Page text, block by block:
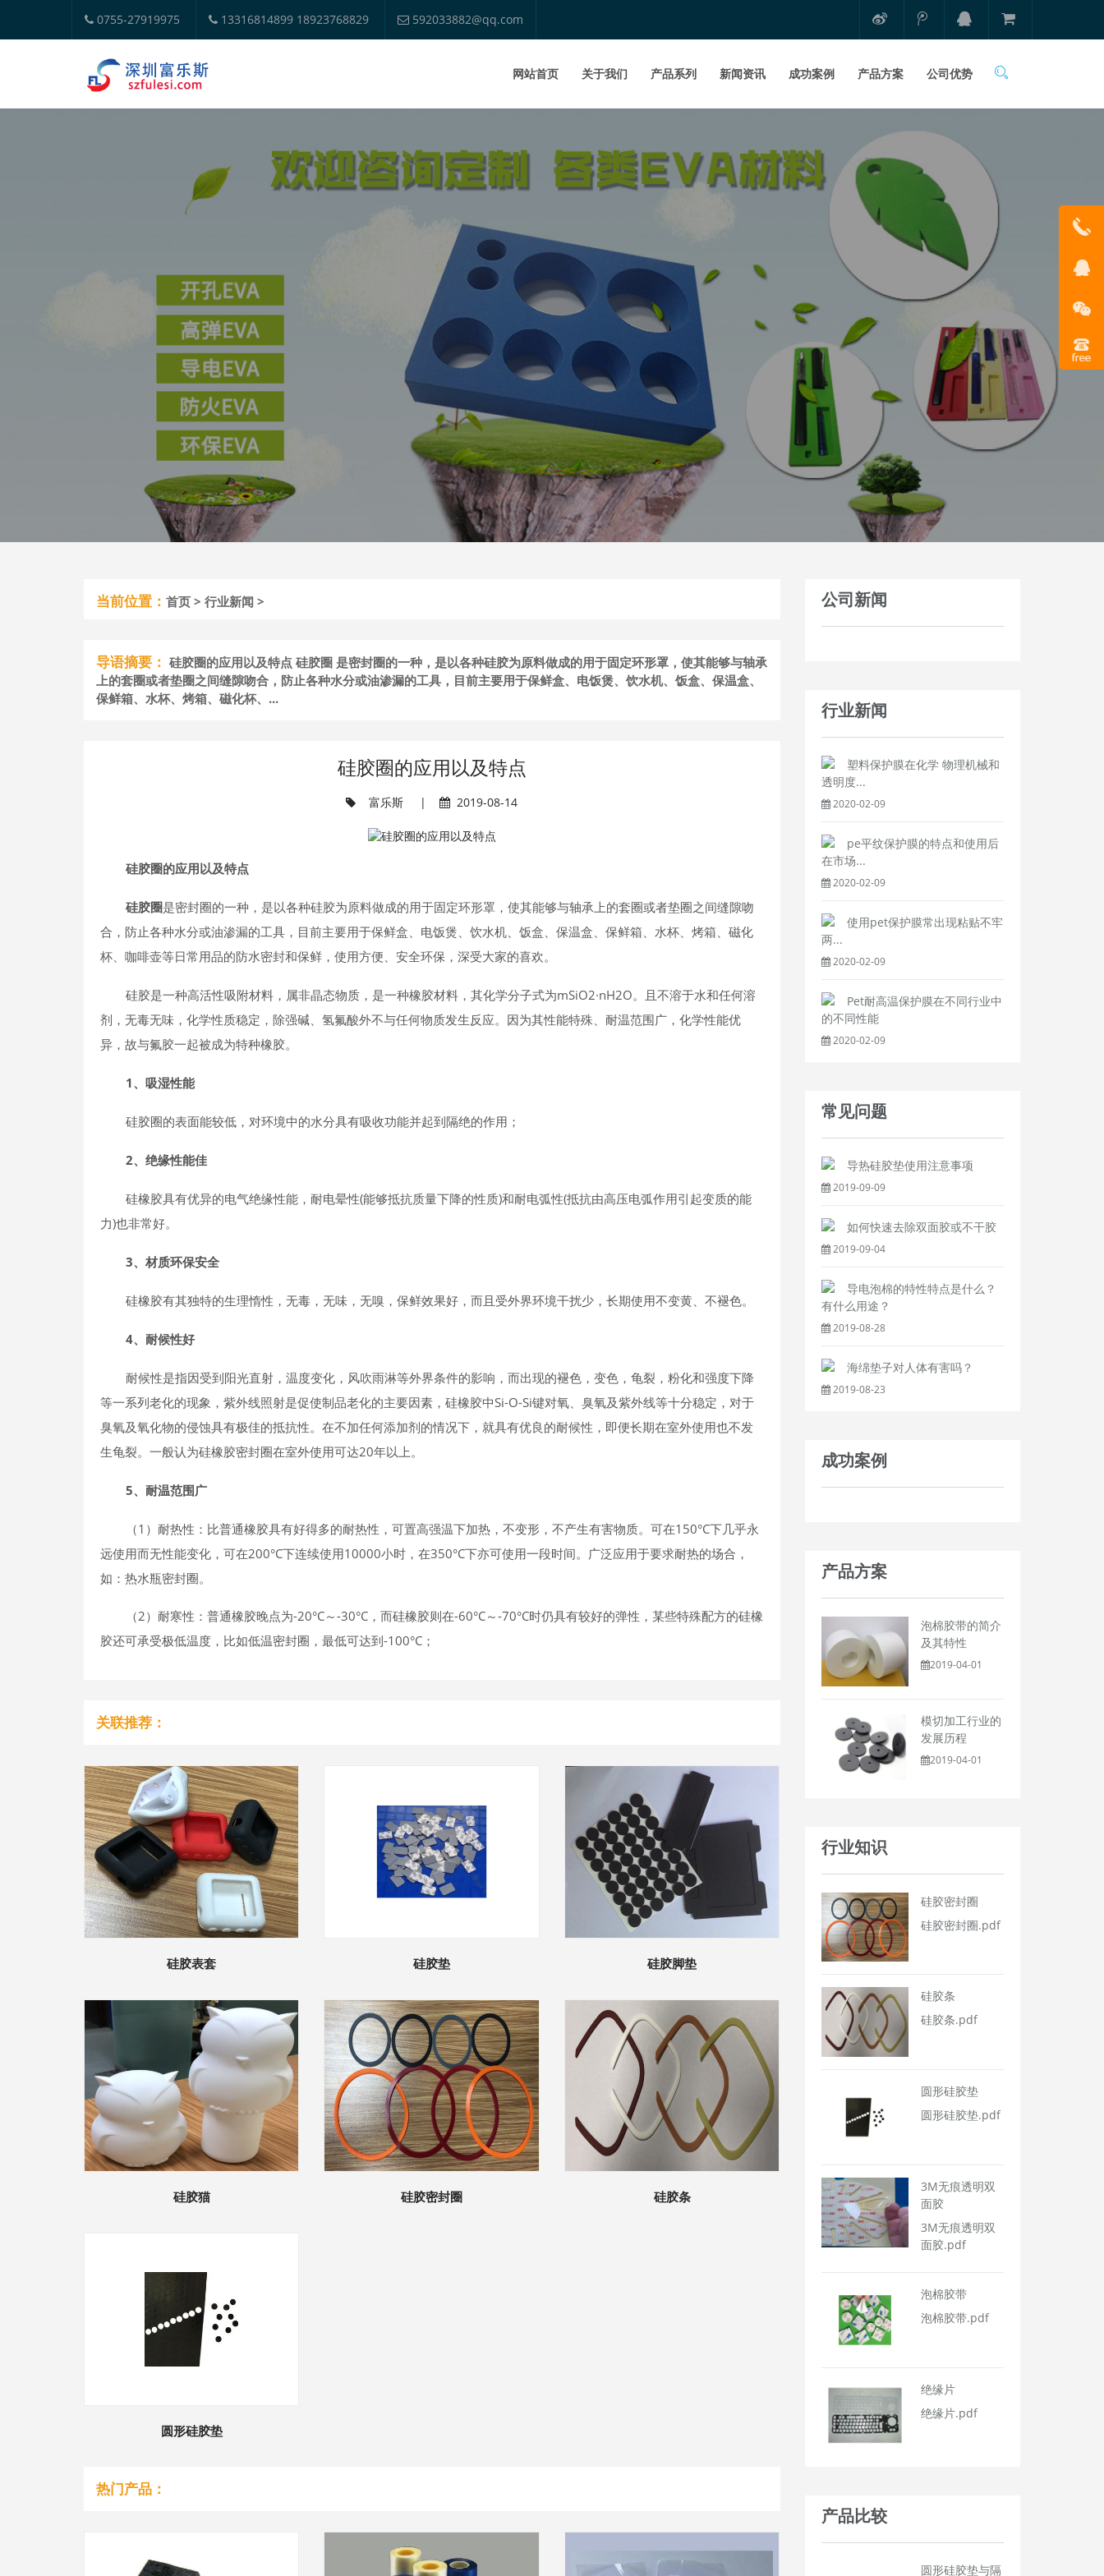
0755-27919975 13316814899 18923768829 592033882@qq.com
网站首页 关于我们 产品系列 新闻资讯 成功案例 产品方案 公司优势
当前位置： 首页> 行业新闻>
导语摘要： 硅胶圈的应用以及特点 硅胶圈 是密封圈的一种，是以各种硅胶为原料做成的用于固定环形罩，使其能够与轴承
上的套圈或者垫圈之间缝隙吻合，防止各种水分或油渗漏的工具，目前主要用于保鲜盒、电饭煲、饮水机、饭盒、保温盒、
保鲜箱、水杯、烤箱、磁化杯、...
硅胶圈的应用以及特点
富乐斯 | 2019-08-14
硅胶圈的应用以及特点
硅胶圈是密封圈的一种，是以各种硅胶为原料做成的用于固定环形罩，使其能够与轴承上的套圈或者垫圈之间缝隙吻
合，防止各种水分或油渗漏的工具，目前主要用于保鲜盒、电饭煲、饮水机、饭盒、保温盒、保鲜箱、水杯、烤箱、磁化
杯、咖啡壶等日常用品的防水密封和保鲜，使用方便、安全环保，深受大家的喜欢。
硅胶是一种高活性吸附材料，属非晶态物质，是一种橡胶材料，其化学分子式为mSiO2·nH2O。且不溶于水和任何溶
剂，无毒无味，化学性质稳定，除强碱、氢氟酸外不与任何物质发生反应。因为其性能特殊、耐温范围广，化学性能优
异，故与氟胶一起被成为特种橡胶。
1、吸湿性能
硅胶圈的表面能较低，对环境中的水分具有吸收功能并起到隔绝的作用；
2、绝缘性能佳
硅橡胶具有优异的电气绝缘性能，耐电晕性(能够抵抗质量下降的性质)和耐电弧性(抵抗由高压电弧作用引起变质的能
力)也非常好。
3、材质环保安全
硅橡胶有其独特的生理惰性，无毒，无味，无嗅，保鲜效果好，而且受外界环境干扰少，长期使用不变黄、不褪色。
4、耐候性好
耐候性是指因受到阳光直射，温度变化，风吹雨淋等外界条件的影响，而出现的褪色，变色，龟裂，粉化和强度下降
等一系列老化的现象，紫外线照射是促使制品老化的主要因素，硅橡胶中Si-O-Si键对氧、臭氧及紫外线等十分稳定，对于
臭氧及氧化物的侵蚀具有极佳的抵抗性。在不加任何添加剂的情况下，就具有优良的耐候性，即便长期在室外使用也不发
生龟裂。一般认为硅橡胶密封圈在室外使用可达20年以上。
5、耐温范围广
（1）耐热性：比普通橡胶具有好得多的耐热性，可置高强温下加热，不变形，不产生有害物质。可在150°C下几乎永
远使用而无性能变化，可在200°C下连续使用10000小时，在350°C下亦可使用一段时间。广泛应用于要求耐热的场合，
如：热水瓶密封圈。
（2）耐寒性：普通橡胶晚点为-20°C～-30°C，而硅橡胶则在-60°C～-70°C时仍具有较好的弹性，某些特殊配方的硅橡
胶还可承受极低温度，比如低温密封圈，最低可达到-100°C；
关联推荐：
硅胶表套 硅胶垫 硅胶脚垫
硅胶猫 硅胶密封圈 硅胶条
圆形硅胶垫
热门产品：
公司新闻
行业新闻
塑料保护膜在化学 物理机械和
透明度...
2020-02-09
pe平纹保护膜的特点和使用后
在市场...
2020-02-09
使用pet保护膜常出现粘贴不牢
两...
2020-02-09
Pet耐高温保护膜在不同行业中
的不同性能
2020-02-09
常见问题
导热硅胶垫使用注意事项
2019-09-09
如何快速去除双面胶或不干胶
2019-09-04
导电泡棉的特性特点是什么？
有什么用途？
2019-08-28
海绵垫子对人体有害吗？
2019-08-23
成功案例
产品方案
泡棉胶带的简介
及其特性
2019-04-01
模切加工行业的
发展历程
2019-04-01
行业知识
硅胶密封圈
硅胶密封圈.pdf
硅胶条
硅胶条.pdf
圆形硅胶垫
圆形硅胶垫.pdf
3M无痕透明双
面胶
3M无痕透明双
面胶.pdf
泡棉胶带
泡棉胶带.pdf
绝缘片
绝缘片.pdf
产品比较
圆形硅胶垫与隔
在线客服